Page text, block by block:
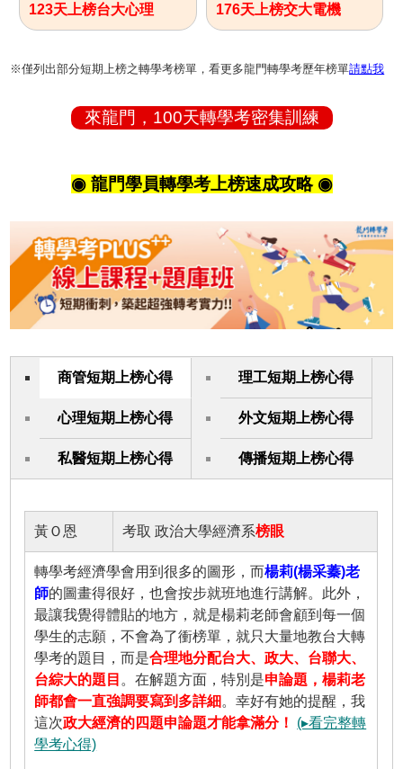
123天上榜台大心理
176天上榜交大電機
※僅列出部分短期上榜之轉學考榜單，看更多龍門轉學考歷年榜單請點我
來龍門，100天轉學考密集訓練
◉ 龍門學員轉學考上榜速成攻略 ◉
商管短期上榜心得 理工短期上榜心得
心理短期上榜心得 外文短期上榜心得
私醫短期上榜心得 傳播短期上榜心得
黃Ｏ恩 考取 政治大學經濟系榜眼
轉學考經濟學會用到很多的圖形，而楊莉(楊采蓁)老
師的圖畫得很好，也會按步就班地進行講解。此外，
最讓我覺得體貼的地方，就是楊莉老師會顧到每一個
學生的志願，不會為了衝榜單，就只大量地教台大轉
學考的題目，而是合理地分配台大、政大、台聯大、
台綜大的題目 。在解題方面，特別是申論題，楊莉老
師都會一直強調要寫到多詳細。幸好有她的提醒，我
這次政大經濟的四題申論題才能拿滿分！
(▸看完整轉
學考心得)